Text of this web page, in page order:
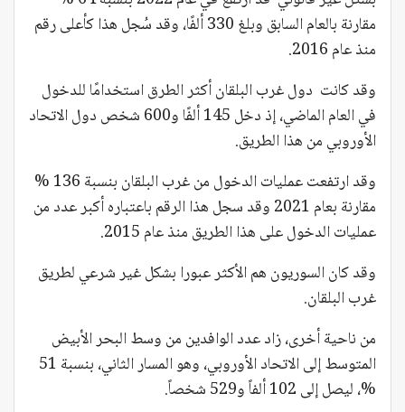
مقارنة بالعام السابق وبلغ 330 ألفًا، وقد سُجل هذا كأعلى رقم
منذ عام 2016.
وقد كانت دول غرب البلقان أكثر الطرق استخدامًا للدخول
في العام الماضي، إذ دخل 145 ألفًا و600 شخص دول الاتحاد
الأوروبي من هذا الطريق.
وقد ارتفعت عمليات الدخول من غرب البلقان بنسبة 136 %
مقارنة بعام 2021 وقد سجل هذا الرقم باعتباره أكبر عدد من
عمليات الدخول على هذا الطريق منذ عام 2015.
وقد كان السوريون هم الأكثر عبورا بشكل غير شرعي لطريق
غرب البلقان.
من ناحية أخرى، زاد عدد الوافدين من وسط البحر الأبيض
المتوسط إلى الاتحاد الأوروبي​​، وهو المسار الثاني، بنسبة 51
%، ليصل إلى 102 ألفاً و529 شخصاً.